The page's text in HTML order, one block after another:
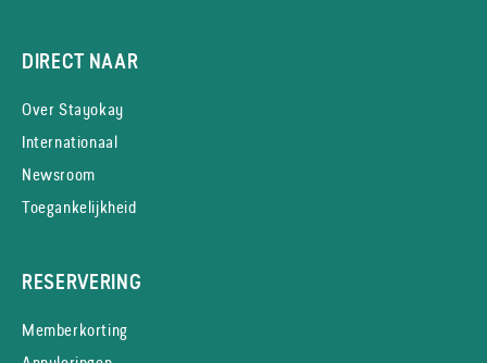
DIRECT NAAR
Over Stayokay
Internationaal
Newsroom
Toegankelijkheid
RESERVERING
Memberkorting